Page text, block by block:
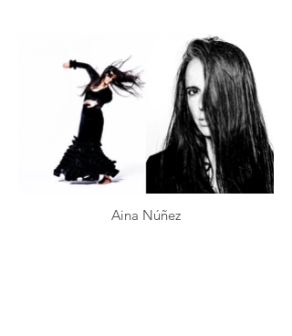
Aina Núñez